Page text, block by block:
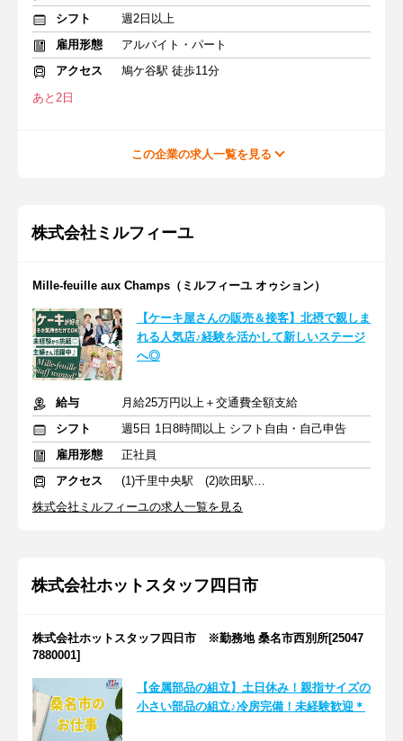
シフト
週2日以上
雇用形態
アルバイト・パート
アクセス
鳩ケ谷駅 徒歩11分
あと2日
この企業の求人一覧を見る
株式会社ミルフィーユ
Mille-feuille aux Champs（ミルフィーユ オゥション）
【ケーキ屋さんの販売＆接客】北摂で親しま
れる人気店♪経験を活かして新しいステージ
へ◎
給与
月給25万円以上＋交通費全額支給
シフト
週5日 1日8時間以上 シフト自由・自己申告
雇用形態
正社員
アクセス
(1)千里中央駅 (2)吹田駅 (3)南千里駅
株式会社ミルフィーユの求人一覧を見る
株式会社ホットスタッフ四日市
株式会社ホットスタッフ四日市 ※勤務地 桑名市西別所[25047
7880001]
【金属部品の組立】土日休み！親指サイズの
小さい部品の組立♪冷房完備！未経験歓迎＊